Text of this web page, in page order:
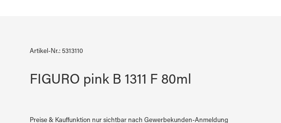
Artikel-Nr.: 5313110
FIGURO pink B 1311 F 80ml
Preise & Kauffunktion nur sichtbar nach Gewerbekunden-Anmeldung